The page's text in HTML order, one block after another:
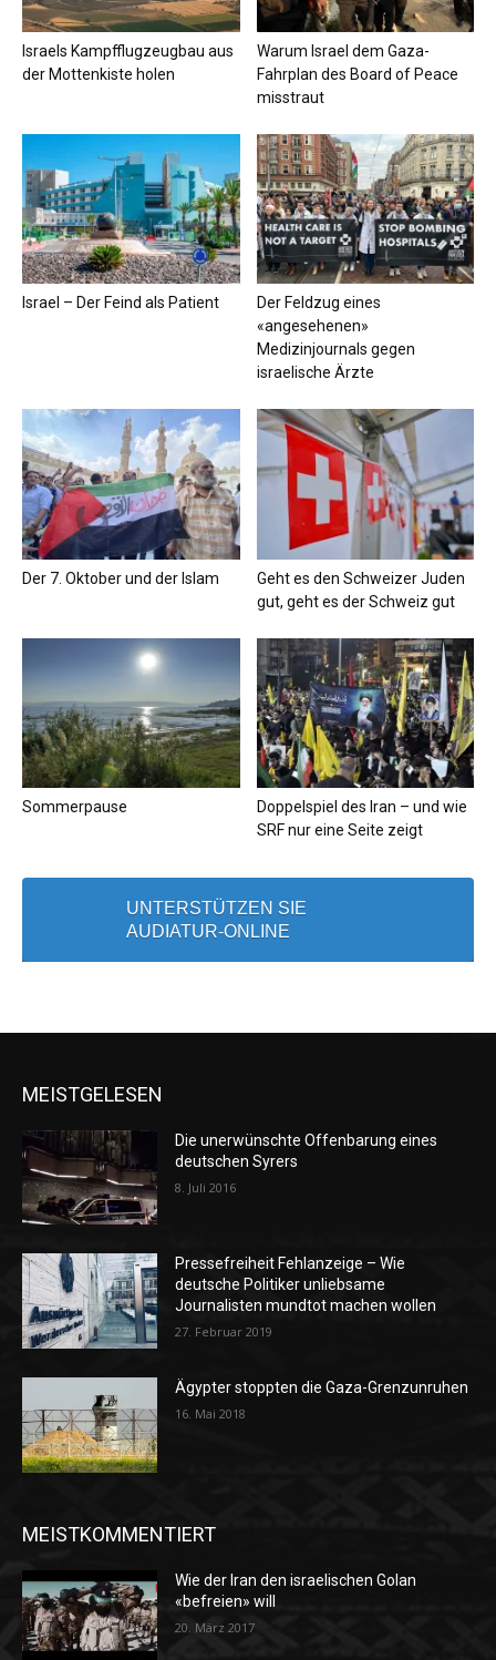
Israels Kampfflugzeugbau aus
der Mottenkiste holen
Warum Israel dem Gaza-
Fahrplan des Board of Peace
misstraut
Israel – Der Feind als Patient
Der Feldzug eines
«angesehenen»
Medizinjournals gegen
israelische Ärzte
Der 7. Oktober und der Islam
Geht es den Schweizer Juden
gut, geht es der Schweiz gut
Sommerpause
Doppelspiel des Iran – und wie
SRF nur eine Seite zeigt
UNTERSTÜTZEN SIE
AUDIATUR-ONLINE
MEISTGELESEN
Die unerwünschte Offenbarung eines
deutschen Syrers
8. Juli 2016
Pressefreiheit Fehlanzeige – Wie
deutsche Politiker unliebsame
Journalisten mundtot machen wollen
27. Februar 2019
Ägypter stoppten die Gaza-Grenzunruhen
16. Mai 2018
MEISTKOMMENTIERT
Wie der Iran den israelischen Golan
«befreien» will
20. März 2017